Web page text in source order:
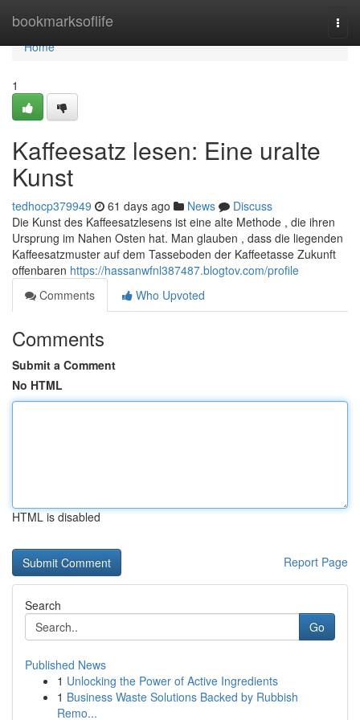
bookmarksoflife
Home
Home
1
Kaffeesatz lesen: Eine uralte
Kunst
tedhocp379949 61 days ago News
Discuss
Die Kunst des Kaffeesatzlesens ist eine alte Methode , die ihren
Ursprung im Nahen Osten hat. Man glauben , dass die liegenden
Kaffeesatzmuster auf dem Tasseboden der Kaffeetasse Zukunft
offenbaren https://hassanwfnl387487.blogtov.com/profile
Comments
Who Upvoted
Comments
Submit a Comment
No HTML
HTML is disabled
Report Page
Search
Go
Published News
1 Unlocking the Power of Active Ingredients
1 Business Waste Solutions Backed by Rubbish
Remo...